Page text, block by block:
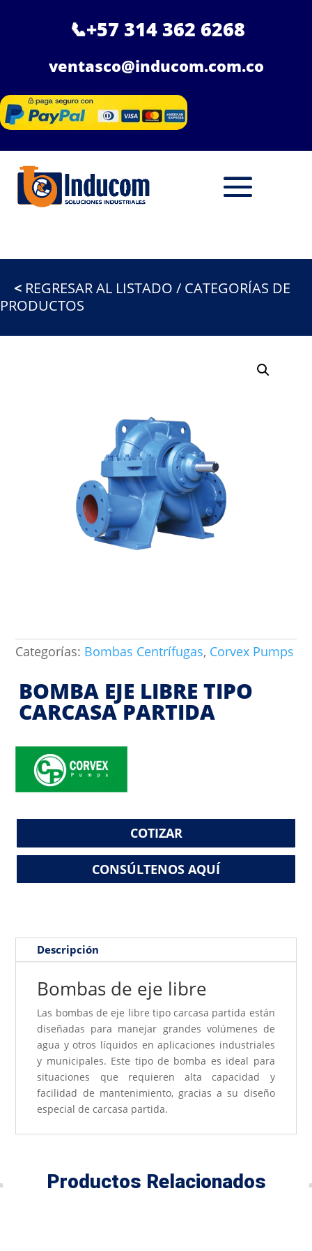
📞+57 314 362 6268
ventasco@inducom.com.co
< REGRESAR AL LISTADO / CATEGORÍAS DE
PRODUCTOS
Categorías: Bombas Centrífugas, Corvex Pumps
BOMBA EJE LIBRE TIPO
CARCASA PARTIDA
COTIZAR
CONSÚLTENOS AQUÍ
Descripción
Bombas de eje libre
Las bombas de eje libre tipo carcasa partida están
diseñadas para manejar grandes volúmenes de
agua y otros líquidos en aplicaciones industriales
y municipales. Este tipo de bomba es ideal para
situaciones que requieren alta capacidad y
facilidad de mantenimiento, gracias a su diseño
especial de carcasa partida.
Productos Relacionados